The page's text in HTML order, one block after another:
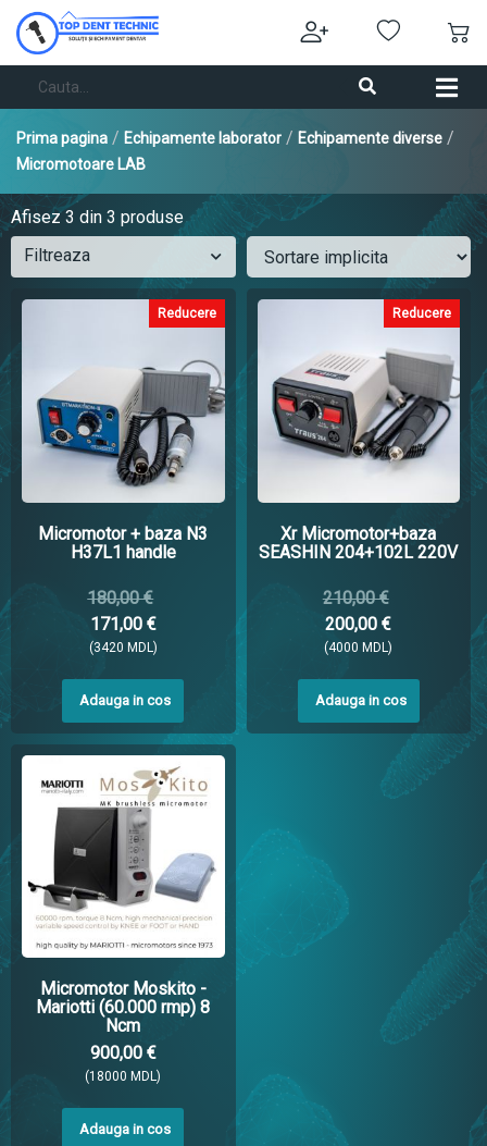
Prima pagina / Echipamente laborator / Echipamente diverse /
Micromotoare LAB
Afisez3 din 3 produse
Filtreaza
Reducere
Micromotor + baza N3
H37L1 handle
180,00 €
171,00 €
(3420 MDL)
Adauga in cos
Reducere
Xr Micromotor+baza
SEASHIN 204+102L 220V
210,00 €
200,00 €
(4000 MDL)
Adauga in cos
Micromotor Moskito -
Mariotti (60.000 rmp) 8
Ncm
900,00 €
(18000 MDL)
Adauga in cos